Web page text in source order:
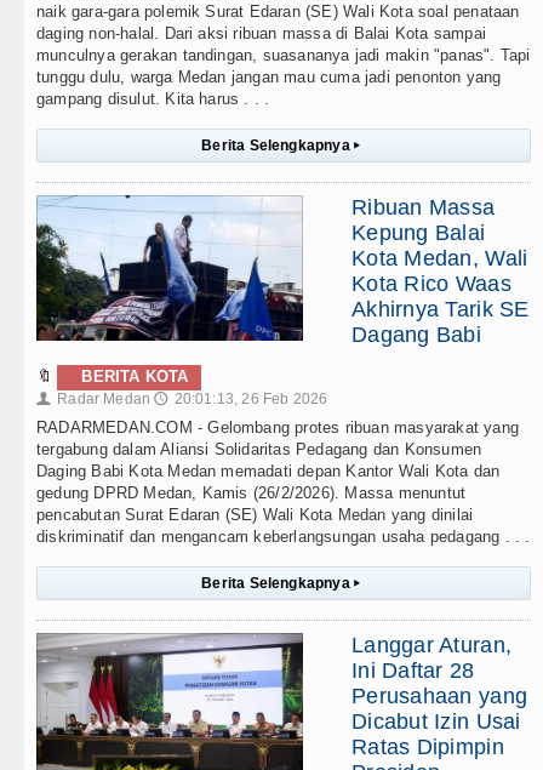
naik gara-gara polemik Surat Edaran (SE) Wali Kota soal penataan
daging non-halal. Dari aksi ribuan massa di Balai Kota sampai
munculnya gerakan tandingan, suasananya jadi makin "panas". Tapi
tunggu dulu, warga Medan jangan mau cuma jadi penonton yang
gampang disulut. Kita harus . . .
Berita Selengkapnya ▸
Ribuan Massa
Kepung Balai
Kota Medan, Wali
Kota Rico Waas
Akhirnya Tarik SE
Dagang Babi
🔖 BERITA KOTA
👤 Radar Medan 🕔 20:01:13, 26 Feb 2026
RADARMEDAN.COM - Gelombang protes ribuan masyarakat yang
tergabung dalam Aliansi Solidaritas Pedagang dan Konsumen
Daging Babi Kota Medan memadati depan Kantor Wali Kota dan
gedung DPRD Medan, Kamis (26/2/2026). Massa menuntut
pencabutan Surat Edaran (SE) Wali Kota Medan yang dinilai
diskriminatif dan mengancam keberlangsungan usaha pedagang . . .
Berita Selengkapnya ▸
Langgar Aturan,
Ini Daftar 28
Perusahaan yang
Dicabut Izin Usai
Ratas Dipimpin